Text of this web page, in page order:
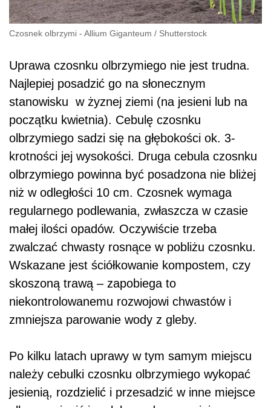
Czosnek olbrzymi - Allium Giganteum / Shutterstock
Uprawa czosnku olbrzymiego nie jest trudna.
Najlepiej posadzić go na słonecznym
stanowisku w żyznej ziemi (na jesieni lub na
początku kwietnia). Cebulę czosnku
olbrzymiego sadzi się na głębokości ok. 3-
krotności jej wysokości. Druga cebula czosnku
olbrzymiego powinna być posadzona nie bliżej
niż w odległości 10 cm. Czosnek wymaga
regularnego podlewania, zwłaszcza w czasie
małej ilości opadów. Oczywiście trzeba
zwalczać chwasty rosnące w pobliżu czosnku.
Wskazane jest ściółkowanie kompostem, czy
skoszoną trawą – zapobiega to
niekontrolowanemu rozwojowi chwastów i
zmniejsza parowanie wody z gleby.
Po kilku latach uprawy w tym samym miejscu
należy cebulki czosnku olbrzymiego wykopać
jesienią, rozdzielić i przesadzić w inne miejsce